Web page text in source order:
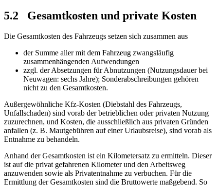
5.2 Gesamtkosten und private Kosten
Die Gesamtkosten des Fahrzeugs setzen sich zusammen aus
der Summe aller mit dem Fahrzeug zwangsläufig
zusammenhängenden Aufwendungen
zzgl. der Absetzungen für Abnutzungen (Nutzungsdauer bei
Neuwagen: sechs Jahre); Sonderabschreibungen gehören
nicht zu den Gesamtkosten.
Außergewöhnliche Kfz-Kosten (Diebstahl des Fahrzeugs,
Unfallschaden) sind vorab der betrieblichen oder privaten Nutzung
zuzurechnen, und Kosten, die ausschließlich aus privaten Gründen
anfallen (z. B. Mautgebühren auf einer Urlaubsreise), sind vorab als
Entnahme zu behandeln.
Anhand der Gesamtkosten ist ein Kilometersatz zu ermitteln. Dieser
ist auf die privat gefahrenen Kilometer und den Arbeitsweg
anzuwenden sowie als Privatentnahme zu verbuchen. Für die
Ermittlung der Gesamtkosten sind die Bruttowerte maßgebend. So